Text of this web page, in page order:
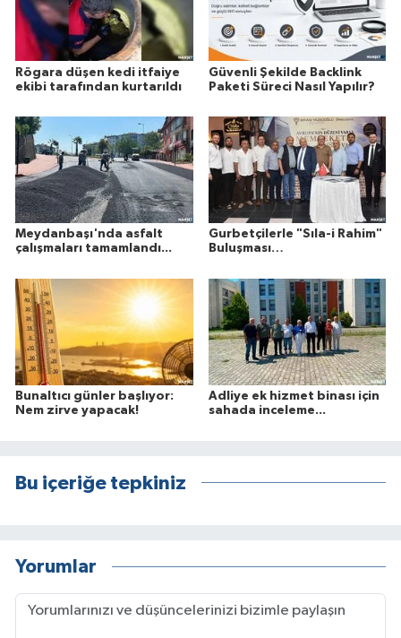
Rögara düşen kedi itfaiye
ekibi tarafından kurtarıldı
Güvenli Şekilde Backlink
Paketi Süreci Nasıl Yapılır?
Meydanbaşı'nda asfalt
çalışmaları tamamlandı...
Gurbetçilerle "Sıla-i Rahim"
Buluşması…
Bunaltıcı günler başlıyor:
Nem zirve yapacak!
Adliye ek hizmet binası için
sahada inceleme...
Bu içeriğe tepkiniz
Yorumlar